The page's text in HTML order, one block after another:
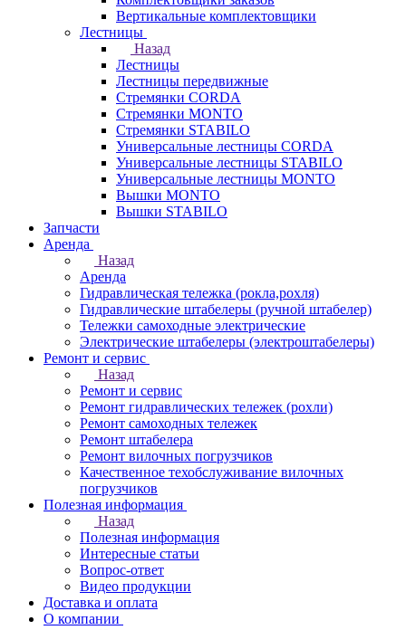
Вертикальные комплектовщики
Лестницы
Назад
Лестницы
Лестницы передвижные
Стремянки CORDA
Стремянки MONTO
Стремянки STABILO
Универсальные лестницы CORDA
Универсальные лестницы STABILO
Универсальные лестницы MONTO
Вышки MONTO
Вышки STABILO
Запчасти
Аренда
Назад
Аренда
Гидравлическая тележка (рокла,рохля)
Гидравлические штабелеры (ручной штабелер)
Тележки самоходные электрические
Электрические штабелеры (электроштабелеры)
Ремонт и сервис
Назад
Ремонт и сервис
Ремонт гидравлических тележек (рохли)
Ремонт самоходных тележек
Ремонт штабелера
Ремонт вилочных погрузчиков
Качественное техобслуживание вилочных
погрузчиков
Полезная информация
Назад
Полезная информация
Интересные статьи
Вопрос-ответ
Видео продукции
Доставка и оплата
О компании